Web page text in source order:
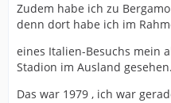
Zudem habe ich zu
denn dort habe ich im
eines Italien-Besuchs mein
Stadion im Ausland gesehen.
Das war 1979 , ich war